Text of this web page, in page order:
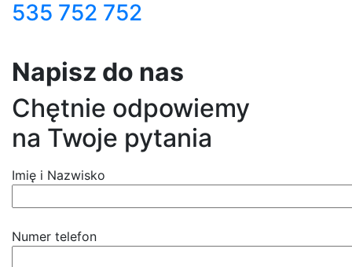
535 752 752
Napisz do nas
Chętnie odpowiemy
na Twoje pytania
Imię i Nazwisko
Numer telefon